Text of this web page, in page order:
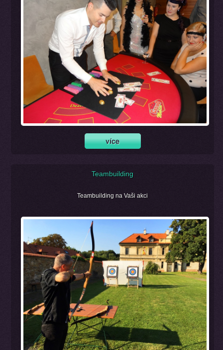
Teambuilding
Teambuilding na Vaši akci